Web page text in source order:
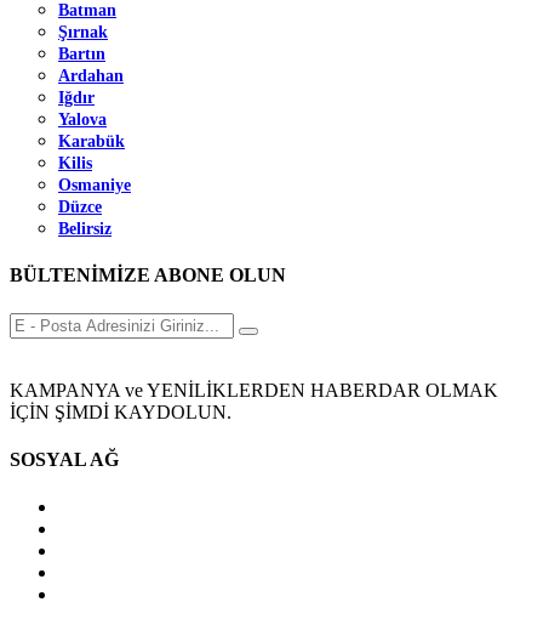
Batman
Şırnak
Bartın
Ardahan
Iğdır
Yalova
Karabük
Kilis
Osmaniye
Düzce
Belirsiz
BÜLTENİMİZE ABONE OLUN
KAMPANYA ve YENİLİKLERDEN HABERDAR OLMAK
İÇİN ŞİMDİ KAYDOLUN.
SOSYAL AĞ